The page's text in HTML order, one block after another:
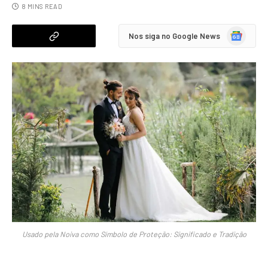
8 MINS READ
Nos siga no Google News
Google
Usado pela Noiva como Símbolo de Proteção: Significado e Tradição